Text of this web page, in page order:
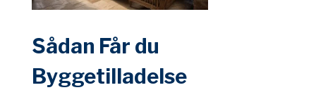
Sådan Får du
Byggetilladelse